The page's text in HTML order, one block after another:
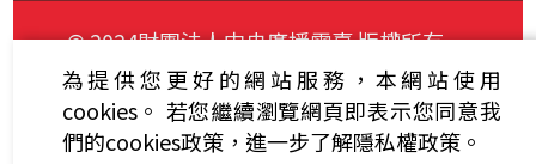
© 2024財團法人中央廣播電臺 版權所有
資通安全政策聲明
服務條款 隱私權條款
為提供您更好的網站服務，本網站使用
cookies。 若您繼續瀏覽網頁即表示您同意我
們的cookies政策，進一步了解隱私權政策。